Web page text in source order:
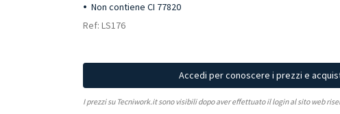
Non contiene CI 77820
Ref: LS176
Accedi per conoscere i prezzi e
I prezzi su Tecniwork.it sono visibili dopo aver effettuato il login al sito web